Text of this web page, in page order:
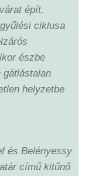
épít,
ciklusa
észbe
gátlástalan
helyzetbe
és Belényessy
című kitűnő